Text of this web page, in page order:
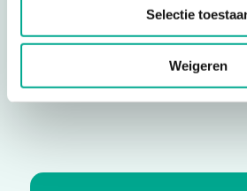
Selectie
Weigeren